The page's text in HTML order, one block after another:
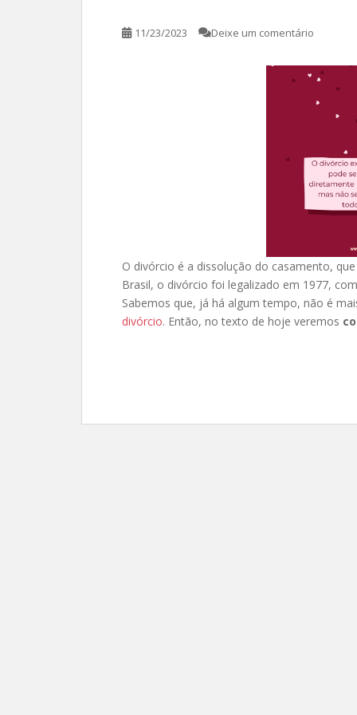
11/23/2023 Deixe um comentário
O divórcio é a dissolução do casamento,
Brasil, o divórcio foi legalizado em 1977,
Sabemos que, já há algum tempo, não é
divórcio. Então, no texto de hoje veremos